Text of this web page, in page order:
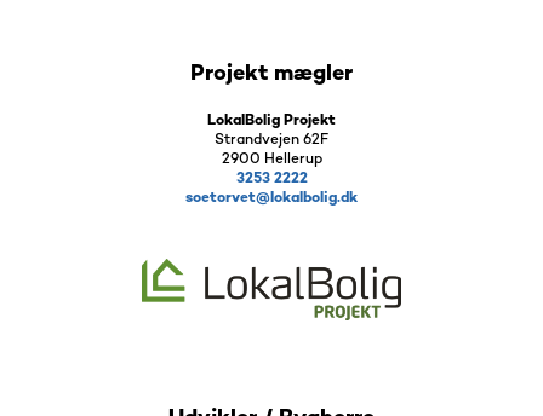
Projekt mægler
LokalBolig Projekt
Strandvejen 62F
2900 Hellerup
3253 2222
soetorvet@lokalbolig.dk